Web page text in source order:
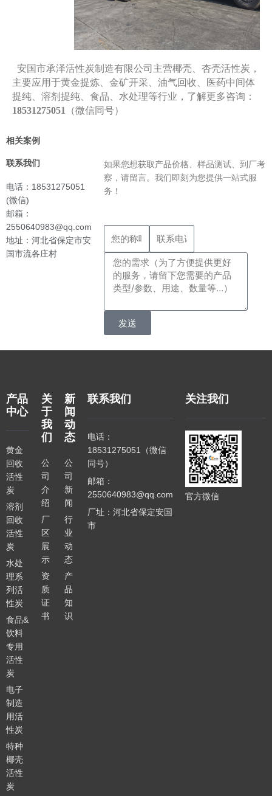
安国市承泽活性炭制造有限公司主营椰壳、杏壳活性炭，
主要应用于黄金提炼、金矿开采、油气回收、医药中间体
提纯、溶剂提纯、食品、水处理等行业，了解更多咨询：
18531275051
（微信同号）
相关案例
联系我们
电话：18531275051
(微信)
邮箱：
2550640983@qq.com
地址：河北省保定市安
国市流各庄村
如果您想获取产品价格、样品测试、到厂考
察，请留言。我们即刻为您提供一站式服
务！
发送
产品
中心
黄金
回收
活性
炭
溶剂
回收
活性
炭
水处
理系
列活
性炭
食品&
饮料
专用
活性
炭
电子
制造
用活
性炭
特种
椰壳
活性
炭
关
于
我
们
公
司
介
绍
厂
区
展
示
资
质
证
书
新
闻
动
态
公
司
新
闻
行
业
动
态
产
品
知
识
联系我们
电话：
18531275051（微信
同号）
邮箱：
2550640983@qq.com
厂址：河北省保定安国
市
关注我们
官方微信